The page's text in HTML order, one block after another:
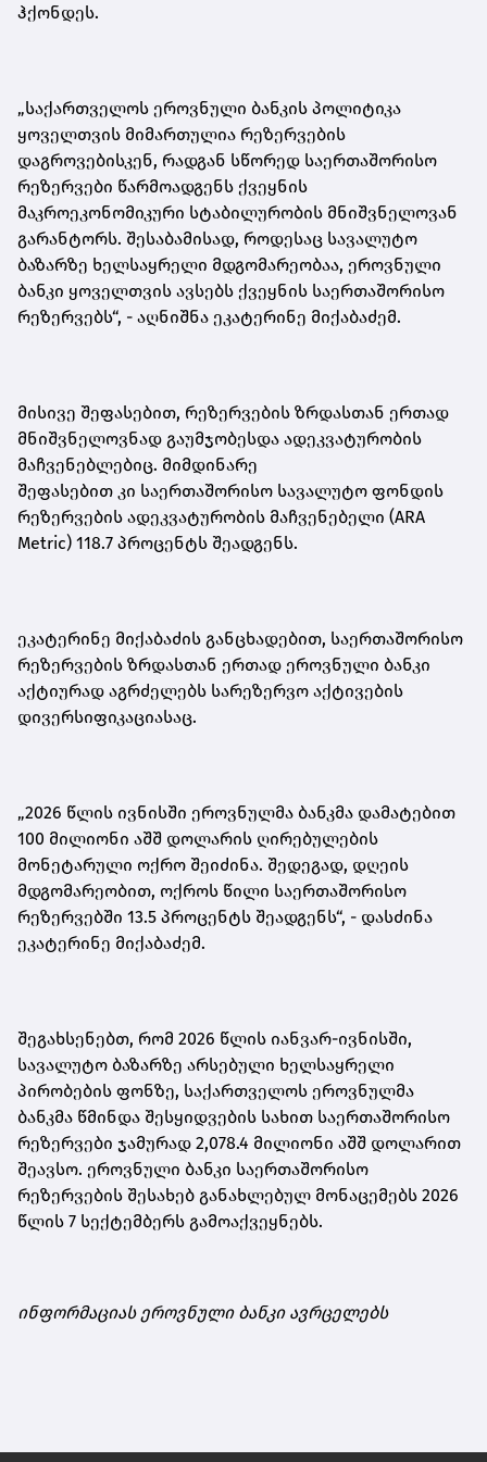
ჰქონდეს.
„საქართველოს ეროვნული ბანკის პოლიტიკა
ყოველთვის მიმართულია რეზერვების
დაგროვებისკენ, რადგან სწორედ საერთაშორისო
რეზერვები წარმოადგენს ქვეყნის
მაკროეკონომიკური სტაბილურობის მნიშვნელოვან
გარანტორს. შესაბამისად, როდესაც სავალუტო
ბაზარზე ხელსაყრელი მდგომარეობაა, ეროვნული
ბანკი ყოველთვის ავსებს ქვეყნის საერთაშორისო
რეზერვებს“, - აღნიშნა ეკატერინე მიქაბაძემ.
მისივე შეფასებით, რეზერვების ზრდასთან ერთად
მნიშვნელოვნად გაუმჯობესდა ადეკვატურობის
მაჩვენებლებიც. მიმდინარე
შეფასებით კი საერთაშორისო სავალუტო ფონდის
რეზერვების ადეკვატურობის მაჩვენებელი (ARA
Metric) 118.7 პროცენტს შეადგენს.
ეკატერინე მიქაბაძის განცხადებით, საერთაშორისო
რეზერვების ზრდასთან ერთად ეროვნული ბანკი
აქტიურად აგრძელებს სარეზერვო აქტივების
დივერსიფიკაციასაც.
„2026 წლის ივნისში ეროვნულმა ბანკმა დამატებით
100 მილიონი აშშ დოლარის ღირებულების
მონეტარული ოქრო შეიძინა. შედეგად, დღეის
მდგომარეობით, ოქროს წილი საერთაშორისო
რეზერვებში 13.5 პროცენტს შეადგენს“, - დასძინა
ეკატერინე მიქაბაძემ.
შეგახსენებთ, რომ 2026 წლის იანვარ-ივნისში,
სავალუტო ბაზარზე არსებული ხელსაყრელი
პირობების ფონზე, საქართველოს ეროვნულმა
ბანკმა წმინდა შესყიდვების სახით საერთაშორისო
რეზერვები ჯამურად 2,078.4 მილიონი აშშ დოლარით
შეავსო. ეროვნული ბანკი საერთაშორისო
რეზერვების შესახებ განახლებულ მონაცემებს 2026
წლის 7 სექტემბერს გამოაქვეყნებს.
ინფორმაციას ეროვნული ბანკი ავრცელებს